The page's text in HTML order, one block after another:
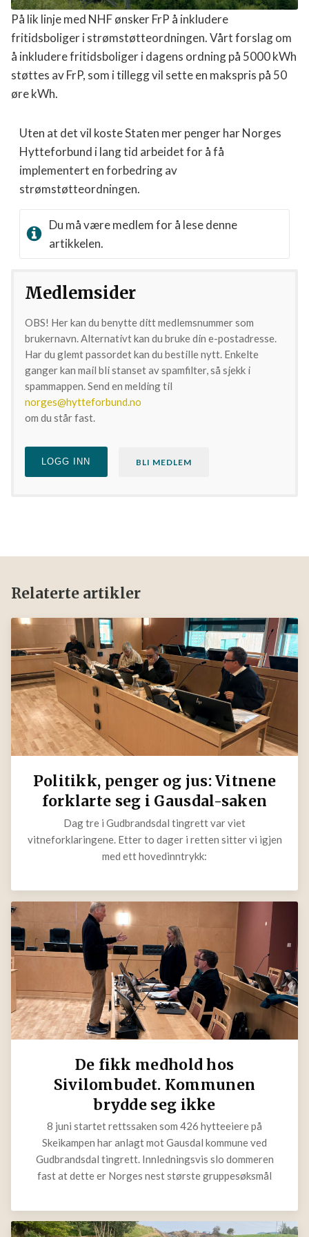
På lik linje med NHF ønsker FrP å inkludere
fritidsboliger i strømstøtteordningen. Vårt forslag
om å inkludere fritidsboliger i dagens ordning på
5000 kWh støttes av FrP, som i tillegg vil sette en
makspris på 50 øre kWh.
Uten at det vil koste Staten mer penger har
Norges Hytteforbund i lang tid arbeidet for å få
implementert en forbedring av
strømstøtteordningen.
Du må være medlem for å lese denne
artikkelen.
Medlemsider
brukernavn. Alternativt kan du bruke din e-
postadresse. Har du glemt passordet kan du bestille
nytt. Enkelte ganger kan mail bli stanset av spamfilter,
så sjekk i spammappen. Send en melding til
norges@hytteforbund.no
om du står fast.
Relaterte artikler
Politikk, penger og jus: Vitnene
forklarte seg i Gausdal-saken
vitneforklaringene. Etter to dager i retten sitter vi
igjen med ett hovedinntrykk:
De fikk medhold hos
Sivilombudet. Kommunen
brydde seg ikke
Skeikampen har anlagt mot Gausdal kommune ved
Gudbrandsdal tingrett. Innledningsvis slo dommeren
fast at dette er Norges nest største gruppesøksmål
Jeg samtykker til at Norges Hytteforbund
behandler mine persondata ihht.
personvernerklæringen.
Meld deg på